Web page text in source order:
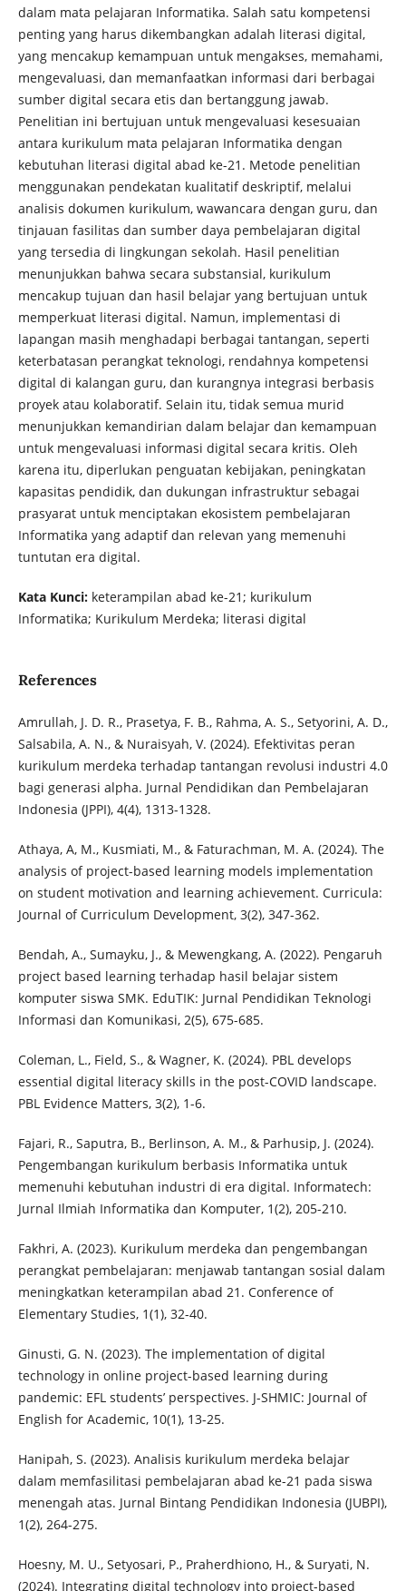
dalam mata pelajaran Informatika. Salah satu kompetensi
penting yang harus dikembangkan adalah literasi digital,
yang mencakup kemampuan untuk mengakses, memahami,
mengevaluasi, dan memanfaatkan informasi dari berbagai
sumber digital secara etis dan bertanggung jawab.
Penelitian ini bertujuan untuk mengevaluasi kesesuaian
antara kurikulum mata pelajaran Informatika dengan
kebutuhan literasi digital abad ke-21. Metode penelitian
menggunakan pendekatan kualitatif deskriptif, melalui
analisis dokumen kurikulum, wawancara dengan guru, dan
tinjauan fasilitas dan sumber daya pembelajaran digital
yang tersedia di lingkungan sekolah. Hasil penelitian
menunjukkan bahwa secara substansial, kurikulum
mencakup tujuan dan hasil belajar yang bertujuan untuk
memperkuat literasi digital. Namun, implementasi di
lapangan masih menghadapi berbagai tantangan, seperti
keterbatasan perangkat teknologi, rendahnya kompetensi
digital di kalangan guru, dan kurangnya integrasi berbasis
proyek atau kolaboratif. Selain itu, tidak semua murid
menunjukkan kemandirian dalam belajar dan kemampuan
untuk mengevaluasi informasi digital secara kritis. Oleh
karena itu, diperlukan penguatan kebijakan, peningkatan
kapasitas pendidik, dan dukungan infrastruktur sebagai
prasyarat untuk menciptakan ekosistem pembelajaran
Informatika yang adaptif dan relevan yang memenuhi
tuntutan era digital.
Kata Kunci:keterampilan abad ke-21; kurikulum
Informatika; Kurikulum Merdeka; literasi digital
References
Amrullah, J. D. R., Prasetya, F. B., Rahma, A. S., Setyorini, A. D.,
Salsabila, A. N., & Nuraisyah, V. (2024). Efektivitas peran
kurikulum merdeka terhadap tantangan revolusi industri 4.0
bagi generasi alpha. Jurnal Pendidikan dan Pembelajaran
Indonesia (JPPI), 4(4), 1313-1328.
Athaya, A, M., Kusmiati, M., & Faturachman, M. A. (2024). The
analysis of project-based learning models implementation
on student motivation and learning achievement. Curricula:
Journal of Curriculum Development, 3(2), 347-362.
Bendah, A., Sumayku, J., & Mewengkang, A. (2022). Pengaruh
project based learning terhadap hasil belajar sistem
komputer siswa SMK. EduTIK: Jurnal Pendidikan Teknologi
Informasi dan Komunikasi, 2(5), 675-685.
Coleman, L., Field, S., & Wagner, K. (2024). PBL develops
essential digital literacy skills in the post-COVID landscape.
PBL Evidence Matters, 3(2), 1-6.
Fajari, R., Saputra, B., Berlinson, A. M., & Parhusip, J. (2024).
Pengembangan kurikulum berbasis Informatika untuk
memenuhi kebutuhan industri di era digital. Informatech:
Jurnal Ilmiah Informatika dan Komputer, 1(2), 205-210.
Fakhri, A. (2023). Kurikulum merdeka dan pengembangan
perangkat pembelajaran: menjawab tantangan sosial dalam
meningkatkan keterampilan abad 21. Conference of
Elementary Studies, 1(1), 32-40.
Ginusti, G. N. (2023). The implementation of digital
technology in online project-based learning during
pandemic: EFL students’ perspectives. J-SHMIC: Journal of
English for Academic, 10(1), 13-25.
Hanipah, S. (2023). Analisis kurikulum merdeka belajar
dalam memfasilitasi pembelajaran abad ke-21 pada siswa
menengah atas. Jurnal Bintang Pendidikan Indonesia (JUBPI),
1(2), 264-275.
Hoesny, M. U., Setyosari, P., Praherdhiono, H., & Suryati, N.
(2024). Integrating digital technology into project-based